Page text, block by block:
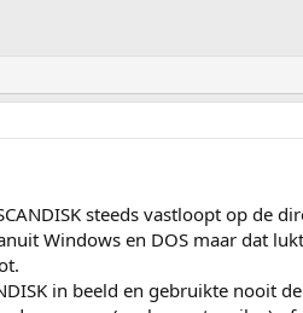
steeds vastloopt op de
Windows en DOS maar dat
in beeld en gebruikte nooit